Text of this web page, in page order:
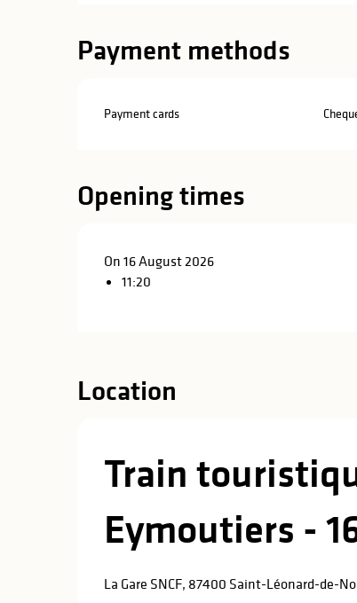
Payment methods
Payment cards
Opening times
On 16 August 2026
11:20
Location
Train
Eymoutiers -
La Gare SNCF, 87400 Saint-Léonard-de-